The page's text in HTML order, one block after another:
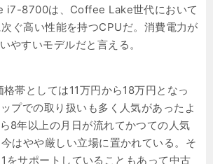
i7-8700は、Coffee Lake世代において
次ぐ高い性能を持つCPUだ。消費電力が
やすいモデルだと言える。
帯としては11万円から18万円となっ
プでの取り扱いも多く人気があったよ
8年以上の月日が流れてかつての人気
はやや厳しい立場に置かれている。そ
をサポートしていることもあって中古